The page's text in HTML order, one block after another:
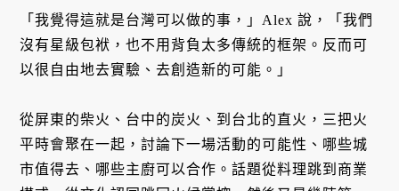
「我覺得這就是台灣可以做的事，」Alex 說，「我們
沒有星級包袱，也不用背負太多傳統的框架。反而可
以很自由地去實驗、去創造新的可能。」
從屏東的柴火、台中的炭火、到台北的直火，三把火
平時會聚在一起，討論下一場活動的可能性、哪些城
市值得去、哪些主廚可以合作。話題從料理跳到商業